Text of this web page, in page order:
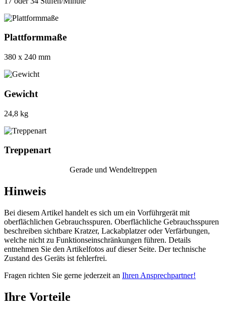
Plattformmaße
380 x 240 mm
Gewicht
24,8 kg
Treppenart
Gerade und Wendeltreppen
Hinweis
Bei diesem Artikel handelt es sich um ein Vorführgerät mit
oberflächlichen Gebrauchsspuren. Oberflächliche Gebrauchsspuren
beschreiben sichtbare Kratzer, Lackabplatzer oder Verfärbungen,
welche nicht zu Funktionseinschränkungen führen. Details
entnehmen Sie den Artikelfotos auf dieser Seite. Der technische
Zustand des Geräts ist fehlerfrei.
Fragen richten Sie gerne jederzeit an Ihren Ansprechpartner!
Ihre Vorteile